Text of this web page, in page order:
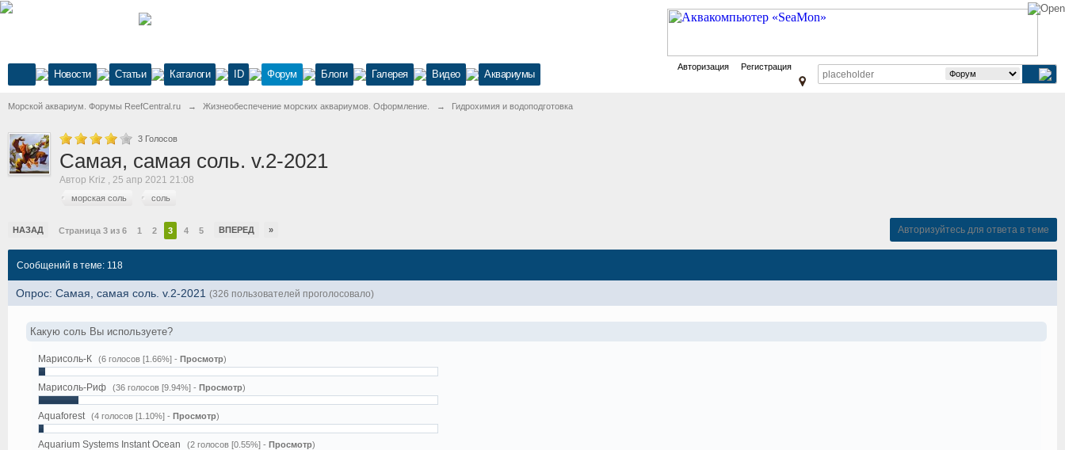
Новости Статьи Каталоги ID Форум Блоги Галерея Видео Аквариумы
Авторизация Регистрация
Морской аквариум. Форумы ReefCentral.ru → Жизнеобеспечение морских аквариумов. Оформление. → Гидрохимия и водоподготовка
3 Голосов
Самая, самая соль. v.2-2021
Автор Kriz , 25 апр 2021 21:08
морская соль соль
НАЗАД Страница 3 из 6 1 2 3 4 5 ВПЕРЕД » Авторизуйтесь для ответа в теме
Сообщений в теме: 118
Опрос: Самая, самая соль. v.2-2021 (326 пользователей проголосовало)
Какую соль Вы используете?
Марисоль-К (6 голосов [1.66%] - Просмотр)
Марисоль-Риф (36 голосов [9.94%] - Просмотр)
Aquaforest (4 голосов [1.10%] - Просмотр)
Aquarium Systems Instant Ocean (2 голосов [0.55%] - Просмотр)